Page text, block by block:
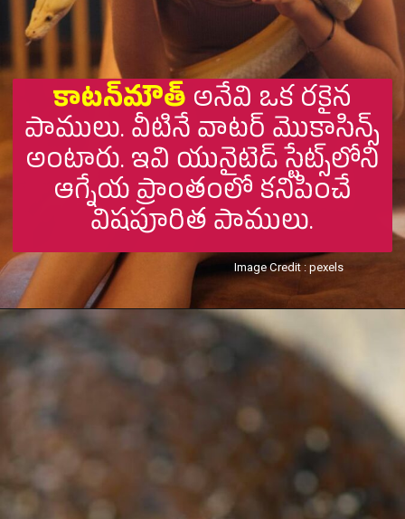
కాటన్‌మౌత్‌అనేవి ఒక రకైన
పాములు. వీటినే వాటర్ మొకాసిన్స్
అంటారు. ఇవి యునైటెడ్ స్టేట్స్‌లోని
ఆగ్నేయ ప్రాంతంలో కనిపించే
విషపూరిత పాములు.
Image Credit : pexels